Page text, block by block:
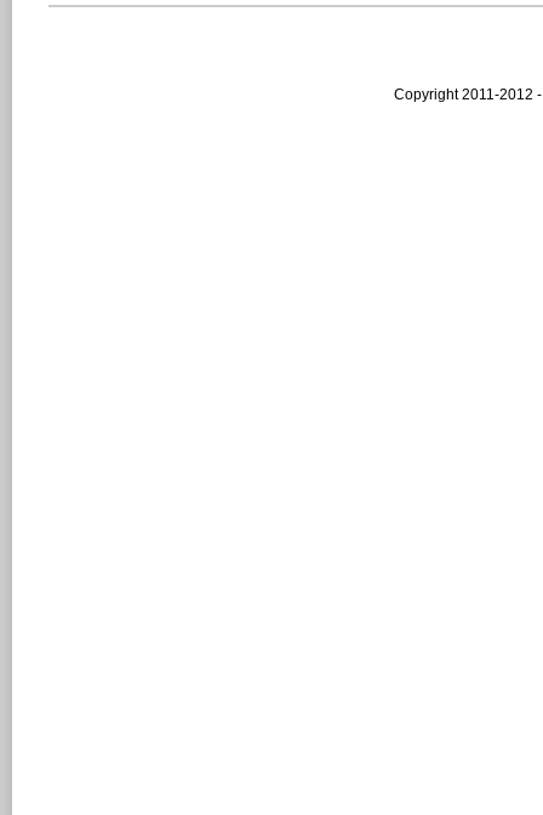
Copyright 2011-2012